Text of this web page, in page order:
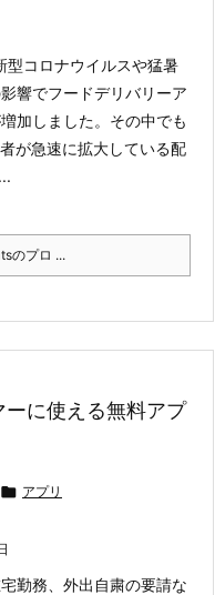
型コロナウイルスや猛暑
響でフードデリバリーア
加しました。その中でも
が急速に拡大している配
のプロ ...
に使える無料アプ
 アプリ
勤務、外出自粛の要請な